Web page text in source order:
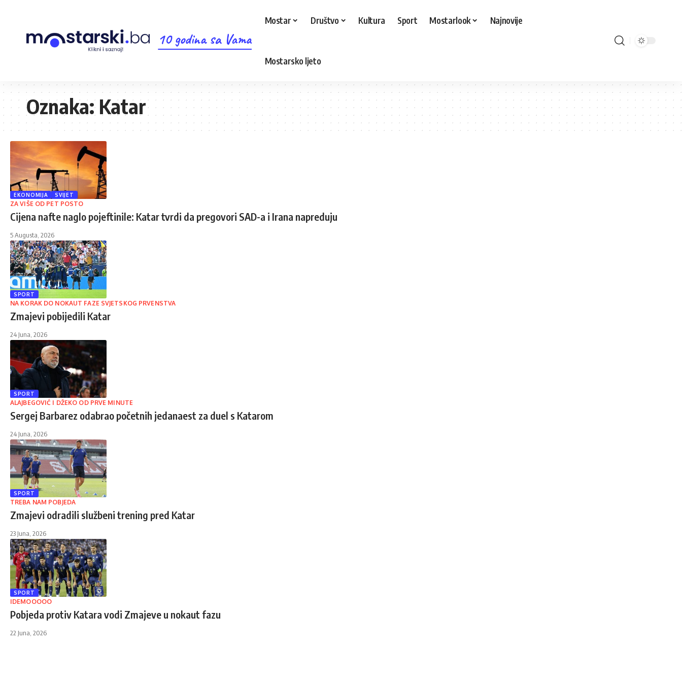
10 godina sa Vama
Mostar Društvo Kultura Sport Mostarlook Najnovije
Mostarsko ljeto
Oznaka:Katar
EKONOMIJA SVIJET
ZA VIŠE OD PET POSTO
Cijena nafte naglo pojeftinile: Katar tvrdi da pregovori SAD-a i Irana napreduju
5 Augusta, 2026
SPORT
NA KORAK DO NOKAUT FAZE SVJETSKOG PRVENSTVA
Zmajevi pobijedili Katar
24 Juna, 2026
SPORT
ALAJBEGOVIĆ I DŽEKO OD PRVE MINUTE
Sergej Barbarez odabrao početnih jedanaest za duel s Katarom
24 Juna, 2026
SPORT
TREBA NAM POBJEDA
Zmajevi odradili službeni trening pred Katar
23 Juna, 2026
SPORT
IDEMOOOOO
Pobjeda protiv Katara vodi Zmajeve u nokaut fazu
22 Juna, 2026